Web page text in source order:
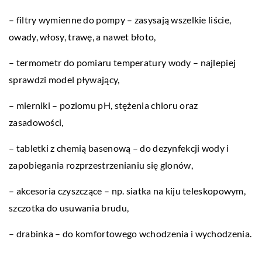
– filtry wymienne do pompy – zasysają wszelkie liście,
owady, włosy, trawę, a nawet błoto,
– termometr do pomiaru temperatury wody – najlepiej
sprawdzi model pływający,
– mierniki – poziomu pH, stężenia chloru oraz
zasadowości,
– tabletki z chemią basenową – do dezynfekcji wody i
zapobiegania rozprzestrzenianiu się glonów,
– akcesoria czyszczące – np. siatka na kiju teleskopowym,
szczotka do usuwania brudu,
– drabinka – do komfortowego wchodzenia i wychodzenia.